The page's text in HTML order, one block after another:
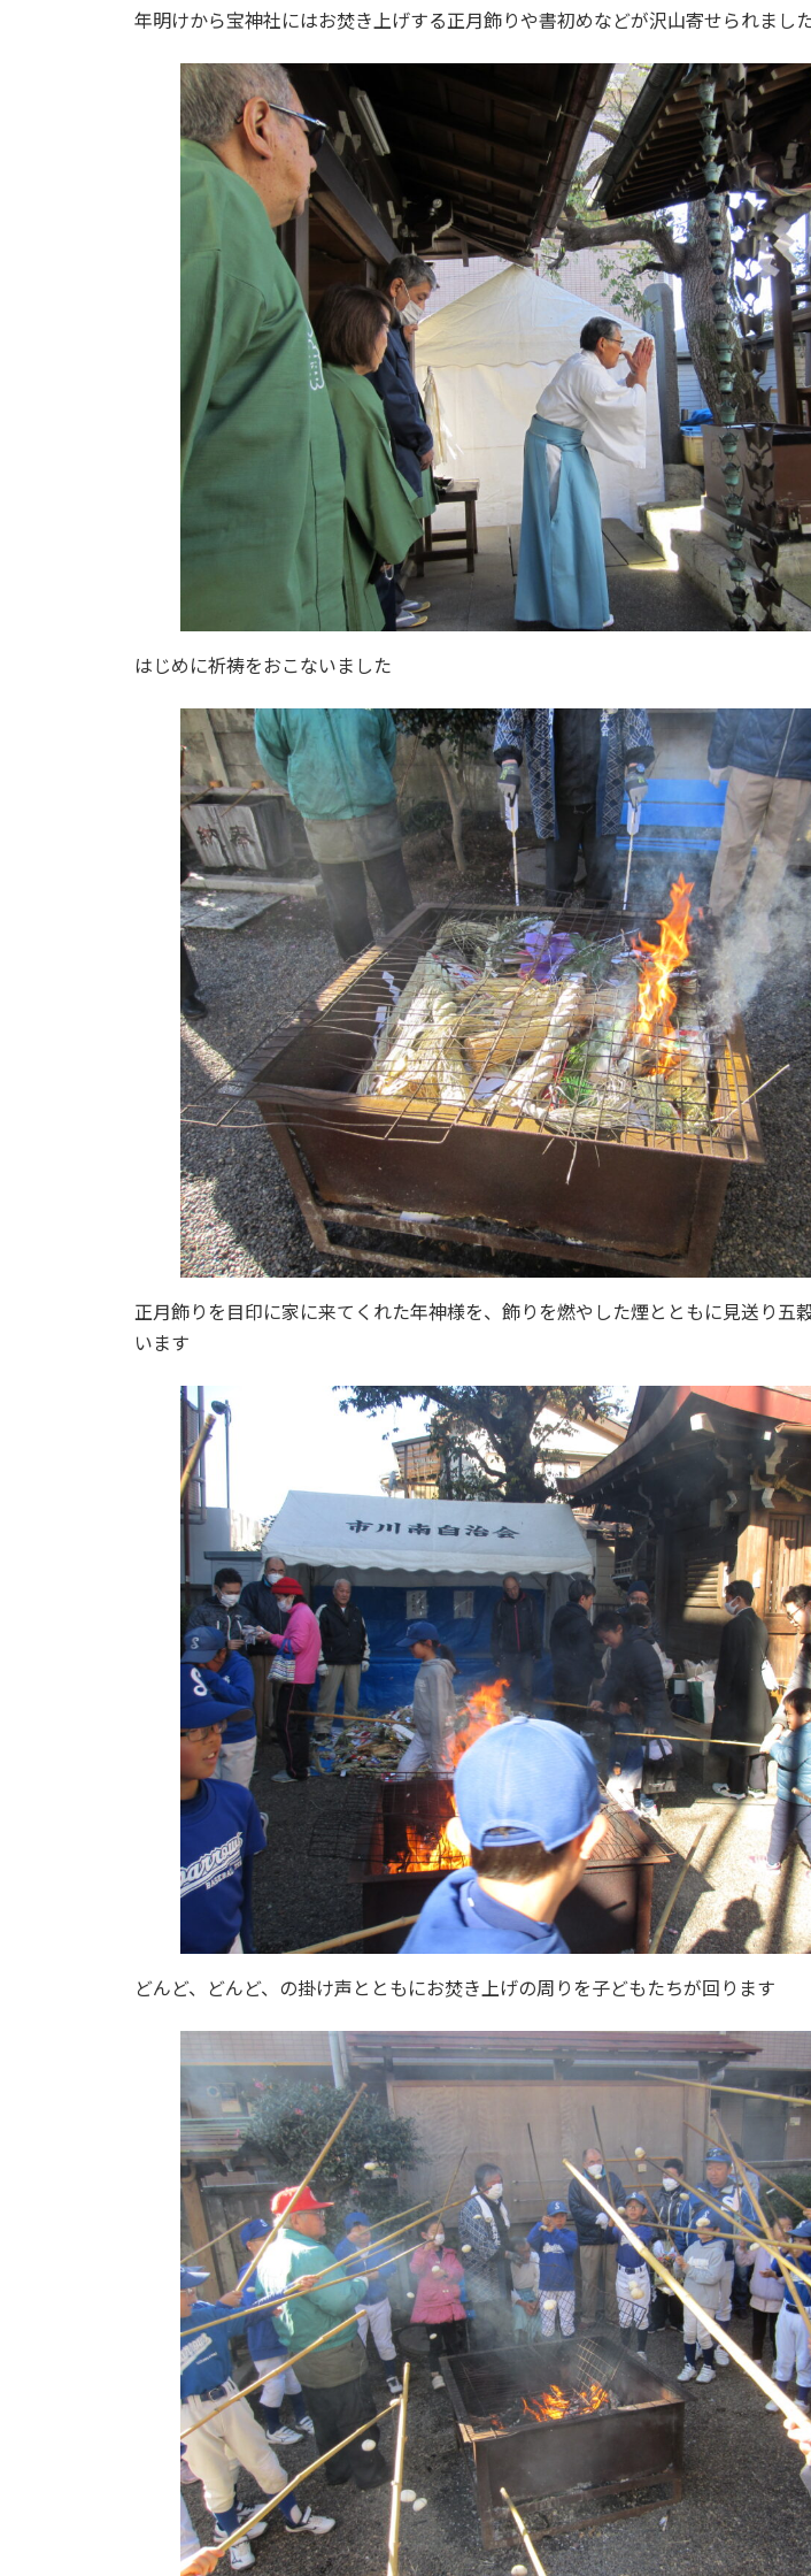
年明けから宝神社にはお焚き上げする正月飾りや書初めなどが沢山寄せられまし
はじめに祈祷をおこないました
正月飾りを目印に家に来てくれた年神様を、飾りを燃やした煙とともに見送り五
います
どんど、どんど、の掛け声とともにお焚き上げの周りを子どもたちが回ります